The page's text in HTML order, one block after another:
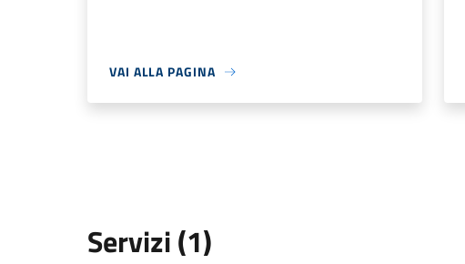
VAI ALLA PAGINA
Servizi (1)